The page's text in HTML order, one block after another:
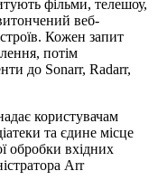
фільми, телешоу,
веб-
Кожен запит
потім
до Sonarr, Radarr,
користувачам
та єдине місце
обробки вхідних
Arr